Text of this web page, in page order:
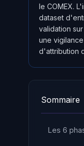
le COMEX.
dataset
validation
une
d'attribution
Sommaire
Les 6